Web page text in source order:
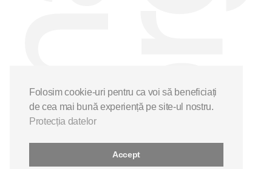
Folosim cookie-uri pentru ca voi să beneficiați
de cea mai bună experiență pe site-ul nostru.
Protecția datelor
Accept